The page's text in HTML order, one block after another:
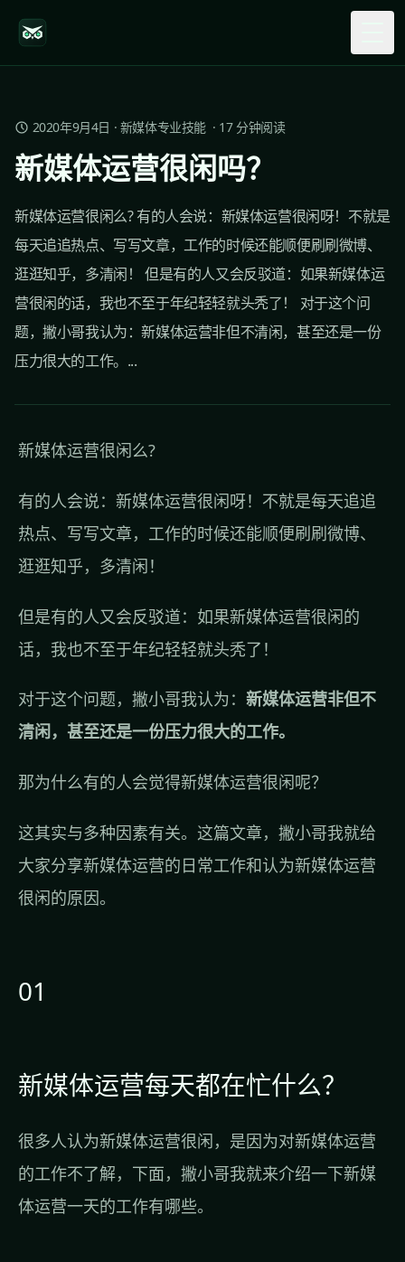
2020年9月4日 · 新媒体专业技能 · 17分钟阅读
新媒体运营很闲吗？
新媒体运营很闲么? 有的人会说：新媒体运营很闲呀！不就是
每天追追热点、写写文章，工作的时候还能顺便刷刷微博、
逛逛知乎，多清闲！ 但是有的人又会反驳道：如果新媒体运
营很闲的话，我也不至于年纪轻轻就头秃了！ 对于这个问
题，撇小哥我认为：新媒体运营非但不清闲，甚至还是一份
压力很大的工作。...
新媒体运营很闲么?
有的人会说：新媒体运营很闲呀！不就是每天追追
热点、写写文章，工作的时候还能顺便刷刷微博、
逛逛知乎，多清闲！
但是有的人又会反驳道：如果新媒体运营很闲的
话，我也不至于年纪轻轻就头秃了！
对于这个问题，撇小哥我认为： 新媒体运营非但不
清闲，甚至还是一份压力很大的工作。
那为什么有的人会觉得新媒体运营很闲呢？
这其实与多种因素有关。这篇文章，撇小哥我就给
大家分享新媒体运营的日常工作和认为新媒体运营
很闲的原因。
01
新媒体运营每天都在忙什么？
很多人认为新媒体运营很闲，是因为对新媒体运营
的工作不了解，下面，撇小哥我就来介绍一下新媒
体运营一天的工作有哪些。